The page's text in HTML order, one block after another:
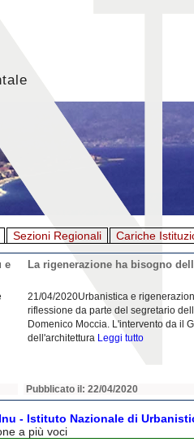
Sezioni Regionali Cariche
e
La rigenerazione ha bisogno
21/04/2020Urbanistica e
riflessione da parte del segretario
Domenico Moccia. L'intervento da il
dell'architettura Leggi tutto
Pubblicato il: 22/04/2020
Inu - Istituto Nazionale di
a più voci